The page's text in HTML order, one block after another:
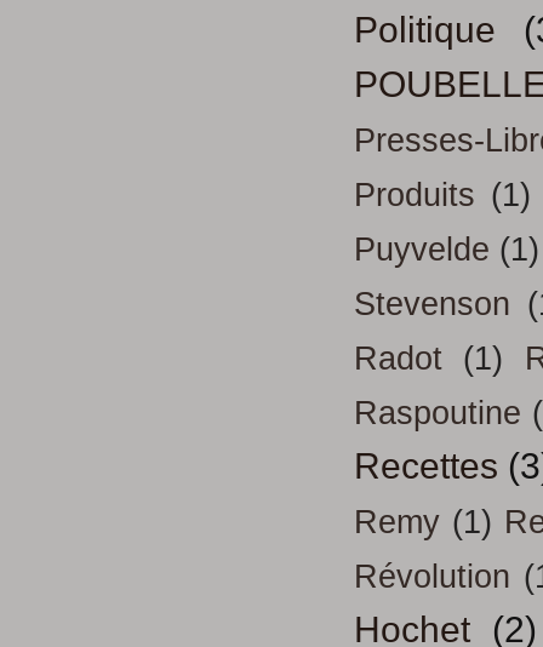
Politique
Presses-
Produits (1)
Puyvelde (1)
Stevenson
Radot (1)
Raspoutine
Recettes
Remy (1)
Révolution
Hochet (2)